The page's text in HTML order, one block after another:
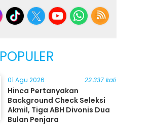
POPULER
01 Agu 2026 22.337 kali
Hinca Pertanyakan
Background Check Seleksi
Akmil, Tiga ABH Divonis Dua
Bulan Penjara